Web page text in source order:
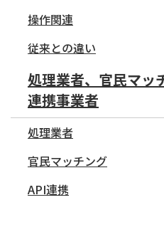
操作関連
従来との違い
処理業者、官民マッ
連携事業者
処理業者
官民マッチング
API連携